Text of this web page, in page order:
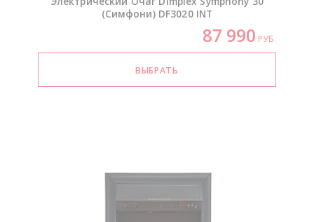
(Симфони) DF3020 INT
87 990 РУБ.